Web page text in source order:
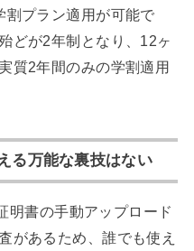
割プラン適用が可能で
どが2年制となり、12ヶ
質2年間のみの学割適用
る万能な裏技はない
明書の手動アップロード
があるため、誰でも使え